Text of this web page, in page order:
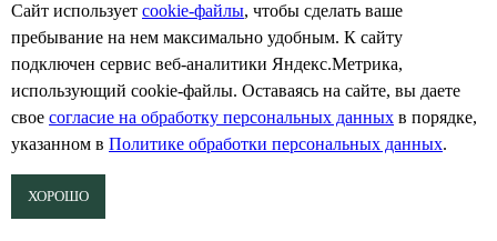
257 985 р.
Сайт использует cookie-файлы, чтобы сделать ваше
пребывание на нем максимально удобным. К cайту
подключен сервис веб-аналитики Яндекс.Метрика,
использующий cookie-файлы. Оставаясь на сайте, вы даете
свое согласие на обработку персональных данных в порядке,
указанном в Политике обработки персональных данных.
ХОРОШО